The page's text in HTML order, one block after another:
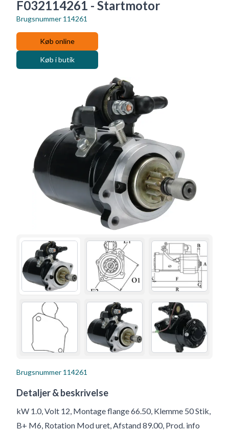
F032114261 - Startmotor
Brugsnummer 114261
Køb online
Køb i butik
Brugsnummer 114261
Detaljer & beskrivelse
kW 1.0, Volt 12, Montage flange 66.50, Klemme 50 Stik,
B+ M6, Rotation Mod uret, Afstand 89.00, Prod. info